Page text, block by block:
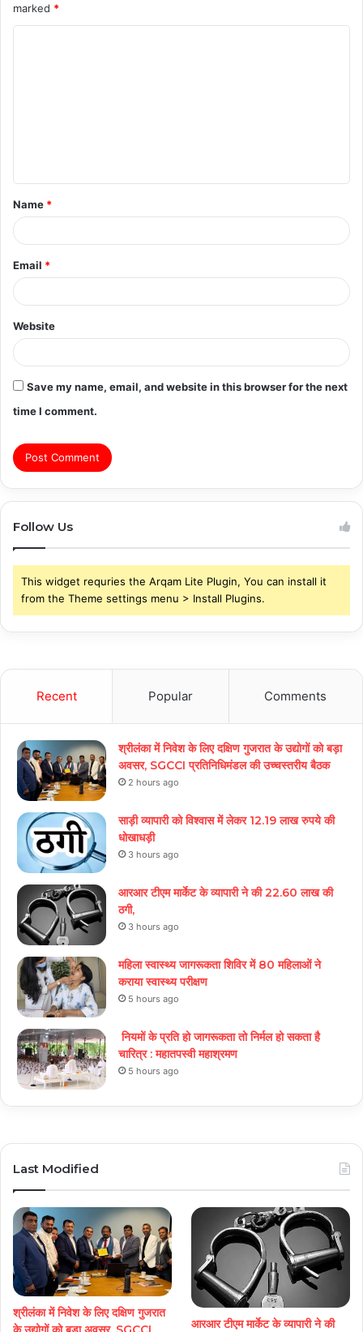
marked *
t
*
Name *
Email *
Website
Save my name, email, and website in this browser for the next
time I comment.
Follow Us
This widget requries the Arqam Lite Plugin, You can install it
from the Theme settings menu > Install Plugins.
Recent Popular Comments
श्रीलंका में निवेश के लिए दक्षिण गुजरात के उद्योगों को बड़ा
अवसर, SGCCI प्रतिनिधिमंडल की उच्चस्तरीय बैठक
2 hours ago
साड़ी व्यापारी को विश्वास में लेकर 12.19 लाख रुपये की
धोखाधड़ी
3 hours ago
आरआर टीएम मार्केट के व्यापारी ने की 22.60 लाख की
ठगी,
3 hours ago
महिला स्वास्थ्य जागरूकता शिविर में 80 महिलाओं ने
कराया स्वास्थ्य परीक्षण
5 hours ago
नियमों के प्रति हो जागरूकता तो निर्मल हो सकता है
चारित्र : महातपस्वी महाश्रमण
5 hours ago
Last Modified
श्रीलंका में निवेश के लिए दक्षिण गुजरात
आरआर टीएम मार्केट के व्यापारी ने की